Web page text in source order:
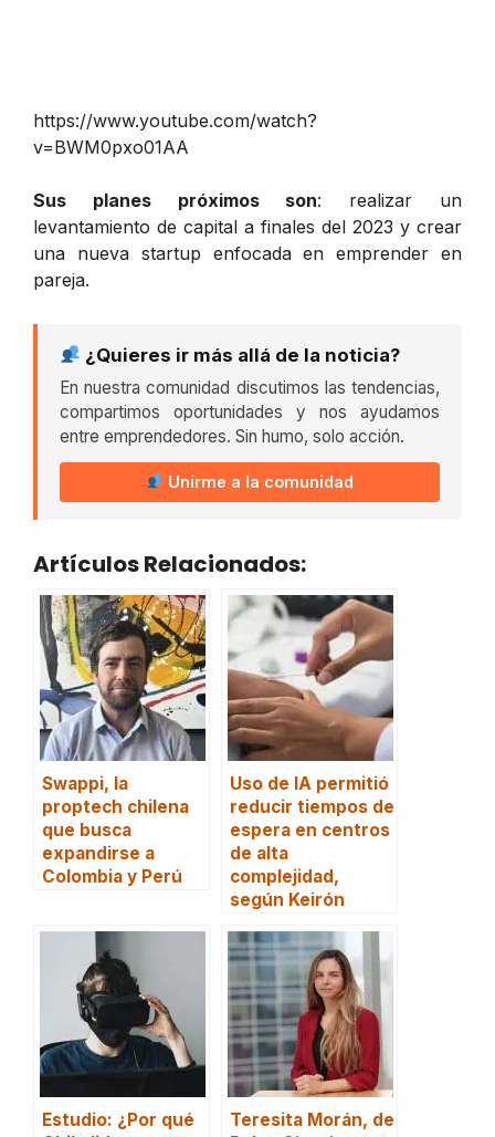
https://www.youtube.com/watch?
v=BWM0pxo01AA
Sus planes próximos son: realizar un
levantamiento de capital a finales del 2023 y crear
una nueva startup enfocada en emprender en
pareja.
¿Quieres ir más allá de la noticia?
En nuestra comunidad discutimos las tendencias,
compartimos oportunidades y nos ayudamos
entre emprendedores. Sin humo, solo acción.
Unirme a la comunidad
Artículos Relacionados:
Swappi, la
proptech chilena
que busca
expandirse a
Colombia y Perú
Uso de IA permitió
reducir tiempos de
espera en centros
de alta
complejidad,
según Keirón
Estudio: ¿Por qué
Teresita Morán, de